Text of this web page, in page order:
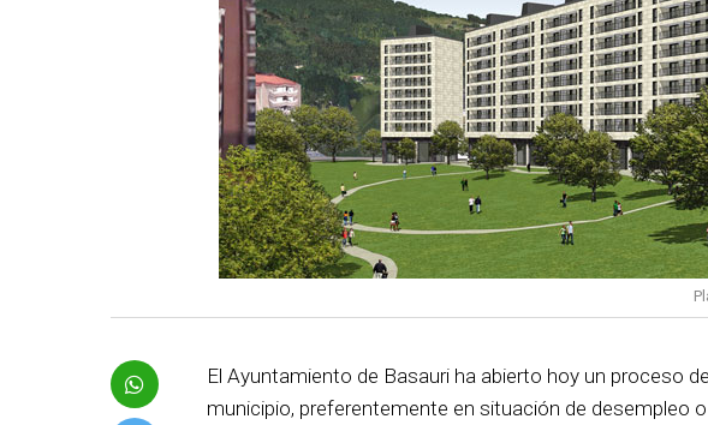
El Ayuntamiento de Basauri ha abierto hoy un proceso
municipio, preferentemente en situación de desempleo